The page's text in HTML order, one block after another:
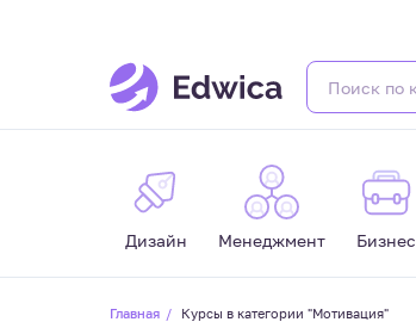
Дизайн Менеджмент Бизнес
Главная Курсы в категории "Мотивация"